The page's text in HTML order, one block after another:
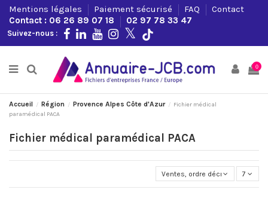
Mentions légales Paiement sécurisé FAQ
Contact
Contact : 06 26 89 07 18
02 97 78 33 47
Suivez-nous :
0
Accueil Région Provence Alpes Côte d'Azur
Fichier médical
paramédical PACA
Fichier médical paramédical PACA
Ventes, ordre décroissant
7